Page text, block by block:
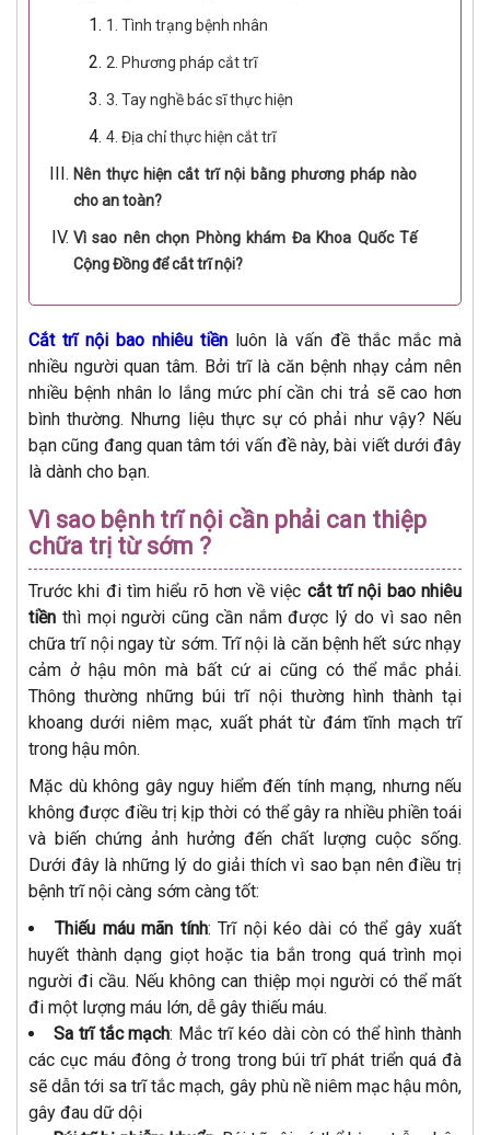
1. Tình trạng bệnh nhân
2. Phương pháp cắt trĩ
3. Tay nghề bác sĩ thực hiện
4. Địa chỉ thực hiện cắt trĩ
Nên thực hiện cắt trĩ nội bằng phương pháp nào
cho an toàn?
Vì sao nên chọn Phòng khám Đa Khoa Quốc Tế
Cộng Đồng để cắt trĩ nội?
Cắt trĩ nội bao nhiêu tiền luôn là vấn đề thắc mắc mà
nhiều người quan tâm. Bởi trĩ là căn bệnh nhạy cảm nên
nhiều bệnh nhân lo lắng mức phí cần chi trả sẽ cao hơn
bình thường. Nhưng liệu thực sự có phải như vậy? Nếu
bạn cũng đang quan tâm tới vấn đề này, bài viết dưới đây
là dành cho bạn.
Vì sao bệnh trĩ nội cần phải can thiệp
chữa trị từ sớm ?
Trước khi đi tìm hiểu rõ hơn về việc cắt trĩ nội bao nhiêu
tiền thì mọi người cũng cần nắm được lý do vì sao nên
chữa trĩ nội ngay từ sớm. Trĩ nội là căn bệnh hết sức nhạy
cảm ở hậu môn mà bất cứ ai cũng có thể mắc phải.
Thông thường những búi trĩ nội thường hình thành tại
khoang dưới niêm mạc, xuất phát từ đám tĩnh mạch trĩ
trong hậu môn.
Mặc dù không gây nguy hiểm đến tính mạng, nhưng nếu
không được điều trị kịp thời có thể gây ra nhiều phiền toái
và biến chứng ảnh hưởng đến chất lượng cuộc sống.
Dưới đây là những lý do giải thích vì sao bạn nên điều trị
bệnh trĩ nội càng sớm càng tốt:
Thiếu máu mãn tính: Trĩ nội kéo dài có thể gây xuất
huyết thành dạng giọt hoặc tia bắn trong quá trình mọi
người đi cầu. Nếu không can thiệp mọi người có thể mất
đi một lượng máu lớn, dễ gây thiếu máu.
Sa trĩ tắc mạch: Mắc trĩ kéo dài còn có thể hình thành
các cục máu đông ở trong trong búi trĩ phát triển quá đà
sẽ dẫn tới sa trĩ tắc mạch, gây phù nề niêm mạc hậu môn,
gây đau dữ dội